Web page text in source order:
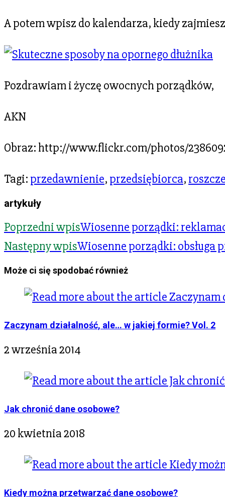
A potem wpisz do kalendarza, kiedy
Pozdrawiam i życzę owocnych porządków,
AKN
Obraz: http://www.flickr.com/photos/
Tagi: przedawnienie, przedsiębiorca,
artykuły
Poprzedni wpisWiosenne porządki:
Następny wpisWiosenne porządki: obsługa
Może ci się spodobać również
Zaczynam działalność, ale… w jakiej formie? Vol. 2
2 września 2014
Jak chronić dane osobowe?
20 kwietnia 2018
Kiedy można przetwarzać dane osobowe?